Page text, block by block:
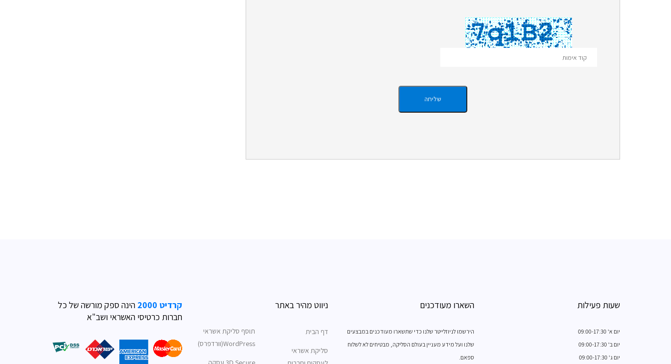
שעות פעילות
יום א' 09:00-17:30
יום ב' 09:00-17:30
יום ג' 09:00-17:30
השארו מעודכנים
הירשמו לניוזלייטר שלנו כדי שתשארו מעודכנים במבצעים
שלנו ועל מידע מעניין בעולם הסליקה, מבטיחים לא לשלוח
ספאם.
ניווט מהיר באתר
דף הבית
סליקת אשראי
תוסף סליקת אשראי
WordPress(וורדפרס)
קרדיט 2000
הינה ספק מורשה של כל
חברות כרטיסי האשראי ושב"א